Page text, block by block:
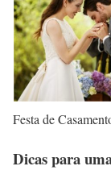
Festa de
Dicas para